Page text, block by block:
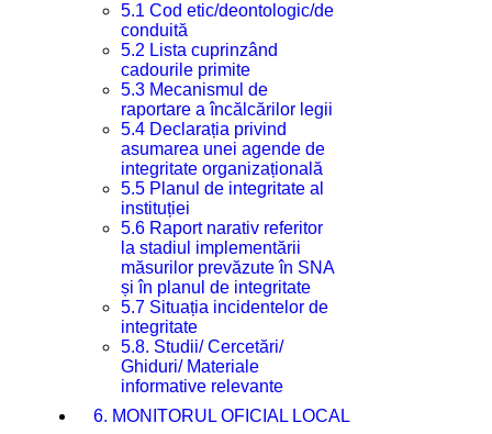
5.1 Cod etic/deontologic/de
conduită
5.2 Lista cuprinzând
cadourile primite
5.3 Mecanismul de
raportare a încălcărilor legii
5.4 Declarația privind
asumarea unei agende de
integritate organizațională
5.5 Planul de integritate al
instituției
5.6 Raport narativ referitor
la stadiul implementării
măsurilor prevăzute în SNA
și în planul de integritate
5.7 Situația incidentelor de
integritate
5.8. Studii/ Cercetări/
Ghiduri/ Materiale
informative relevante
6. MONITORUL OFICIAL LOCAL